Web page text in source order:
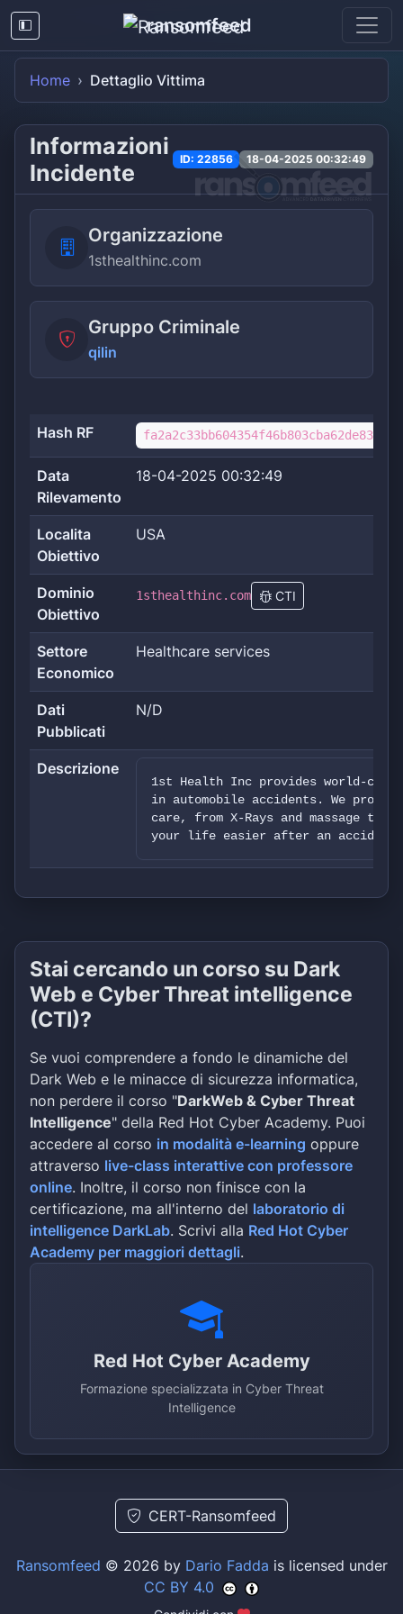
ransomfeed
Home Dettaglio Vittima
Informazioni
Incidente
ID: 22856 18-04-2025 00:32:49
Organizzazione
1sthealthinc.com
Gruppo Criminale
qilin
Hash RF
Data
Rilevamento
18-04-2025 00:32:49
Localita
Obiettivo
USA
Dominio
Obiettivo
1sthealthinc.com CTI
Settore
Economico
Healthcare services
Dati
Pubblicati
N/D
Descrizione
1st Health Inc provides world-
in automobile accidents. We
care, from X-Rays and massage to
your life easier after an
Stai cercando un corso su Dark
Web e Cyber Threat intelligence
(CTI)?
Se vuoi comprendere a fondo le dinamiche del
Dark Web e le minacce di sicurezza informatica,
non perdere il corso "DarkWeb & Cyber Threat
Intelligence" della Red Hot Cyber Academy. Puoi
accedere al corso in modalità e-learning oppure
attraverso live-class interattive con professore
online. Inoltre, il corso non finisce con la
certificazione, ma all'interno del laboratorio di
intelligence DarkLab. Scrivi alla Red Hot Cyber
Academy per maggiori dettagli.
Red Hot Cyber Academy
Formazione specializzata in Cyber Threat
Intelligence
CERT-Ransomfeed
Ransomfeed © 2026 by Dario Fadda is licensed under
CC BY 4.0